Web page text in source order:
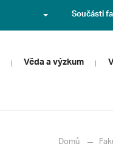
Součásti
Věda a výzkum
Domů